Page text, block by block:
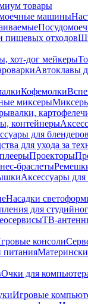
товары
машины
пищевых отходов
хот-дог мейкеры
Автоклавы
Кофемолки
миксеры
контейнеры
для
для ухода за
Проекторы
браслеты
Аксессуары для
Насадки
для
ТВ-
консоли
питания
Очки для
Игровые